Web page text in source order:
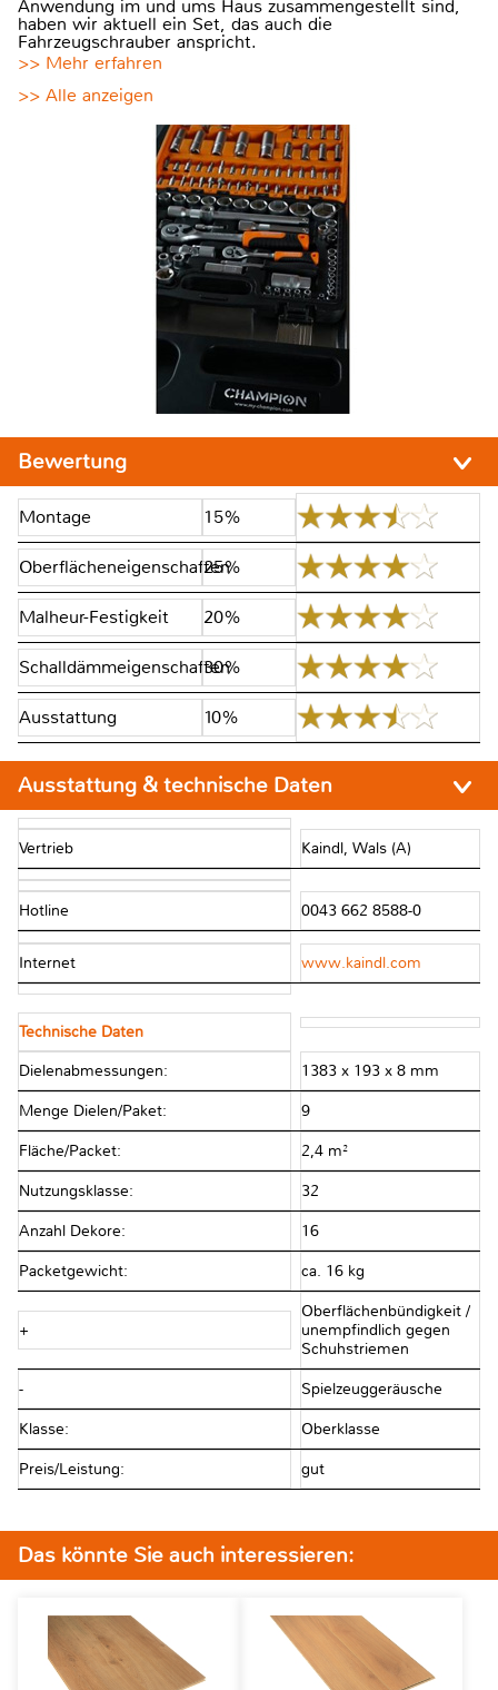
Anwendung im und ums Haus zusammengestellt sind,
haben wir aktuell ein Set, das auch die
Fahrzeugschrauber anspricht.
>> Mehr erfahren
>> Alle anzeigen
Bewertung
Montage 15%
Oberflächeneigenschaften
25%
Malheur-Festigkeit 20%
Schalldämmeigenschaften
30%
Ausstattung 10%
Ausstattung & technische Daten
Vertrieb Kaindl, Wals (A)
Hotline 0043 662 8588-0
Internet www.kaindl.com
Technische Daten
Dielenabmessungen: 1383 x 193 x 8 mm
Menge Dielen/Paket: 9
Fläche/Packet: 2,4 m²
Nutzungsklasse: 32
Anzahl Dekore: 16
Packetgewicht: ca. 16 kg
+
Oberflächenbündigkeit /
unempfindlich gegen
Schuhstriemen
- Spielzeuggeräusche
Klasse: Oberklasse
Preis/Leistung: gut
Das könnte Sie auch interessieren: